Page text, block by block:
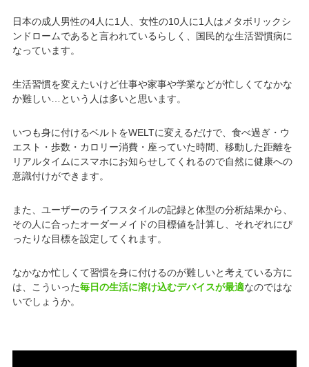
日本の成人男性の4人に1人、女性の10人に1人はメタボリックシ
ンドロームであると言われているらしく、国民的な生活習慣病に
なっています。
生活習慣を変えたいけど仕事や家事や学業などが忙しくてなかな
か難しい…という人は多いと思います。
いつも身に付けるベルトをWELTに変えるだけで、食べ過ぎ・ウ
エスト・歩数・カロリー消費・座っていた時間、移動した距離を
リアルタイムにスマホにお知らせしてくれるので自然に健康への
意識付けができます。
また、ユーザーのライフスタイルの記録と体型の分析結果から、
その人に合ったオーダーメイドの目標値を計算し、それぞれにぴ
ったりな目標を設定してくれます。
なかなか忙しくて習慣を身に付けるのが難しいと考えている方に
は、こういった毎日の生活に溶け込むデバイスが最適なのではな
いでしょうか。